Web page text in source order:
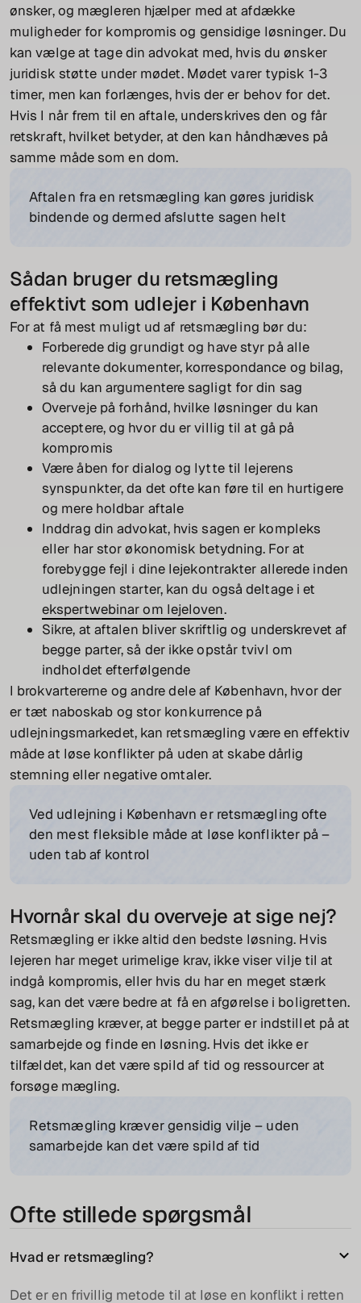
ønsker, og mægleren hjælper med at afdække
muligheder for kompromis og gensidige løsninger. Du
kan vælge at tage din advokat med, hvis du ønsker
juridisk støtte under mødet. Mødet varer typisk 1-3
timer, men kan forlænges, hvis der er behov for det.
Hvis I når frem til en aftale, underskrives den og får
retskraft, hvilket betyder, at den kan håndhæves på
samme måde som en dom.
Aftalen fra en retsmægling kan gøres juridisk
bindende og dermed afslutte sagen helt
Sådan bruger du retsmægling
effektivt som udlejer i København
For at få mest muligt ud af retsmægling bør du:
Forberede dig grundigt og have styr på alle
relevante dokumenter, korrespondance og bilag,
så du kan argumentere sagligt for din sag
Overveje på forhånd, hvilke løsninger du kan
acceptere, og hvor du er villig til at gå på
kompromis
Være åben for dialog og lytte til lejerens
synspunkter, da det ofte kan føre til en hurtigere
og mere holdbar aftale
Inddrag din advokat, hvis sagen er kompleks
eller har stor økonomisk betydning. For at
forebygge fejl i dine lejekontrakter allerede inden
udlejningen starter, kan du også deltage i et
ekspertwebinar om lejeloven.
Sikre, at aftalen bliver skriftlig og underskrevet af
begge parter, så der ikke opstår tvivl om
indholdet efterfølgende
I brokvartererne og andre dele af København, hvor der
er tæt naboskab og stor konkurrence på
udlejningsmarkedet, kan retsmægling være en effektiv
måde at løse konflikter på uden at skabe dårlig
stemning eller negative omtaler.
Ved udlejning i København er retsmægling ofte
den mest fleksible måde at løse konflikter på –
uden tab af kontrol
Hvornår skal du overveje at sige nej?
Retsmægling er ikke altid den bedste løsning. Hvis
lejeren har meget urimelige krav, ikke viser vilje til at
indgå kompromis, eller hvis du har en meget stærk
sag, kan det være bedre at få en afgørelse i boligretten.
Retsmægling kræver, at begge parter er indstillet på at
samarbejde og finde en løsning. Hvis det ikke er
tilfældet, kan det være spild af tid og ressourcer at
forsøge mægling.
Retsmægling kræver gensidig vilje – uden
samarbejde kan det være spild af tid
Ofte stillede spørgsmål
Hvad er retsmægling?
Det er en frivillig metode til at løse en konflikt i retten